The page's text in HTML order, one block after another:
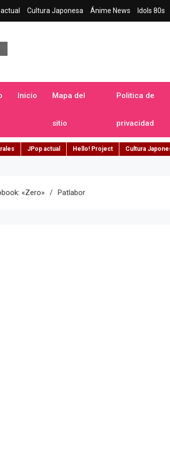
Cultura Japonesa Ánime News Idols 80s
Inicio Mapa del
sitio
Politica de
privacidad
JPop actual Hello! Project Cultura
«Zero» Patlabor